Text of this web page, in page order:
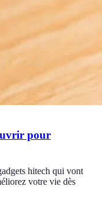
pour
hitech qui vont
votre vie dès